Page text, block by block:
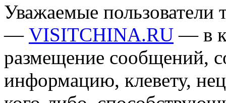
Уважаемые пользователи
— VISITCHINA.RU — в
размещение сообщений,
информацию, клевету,